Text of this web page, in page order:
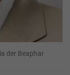
der Beaphar